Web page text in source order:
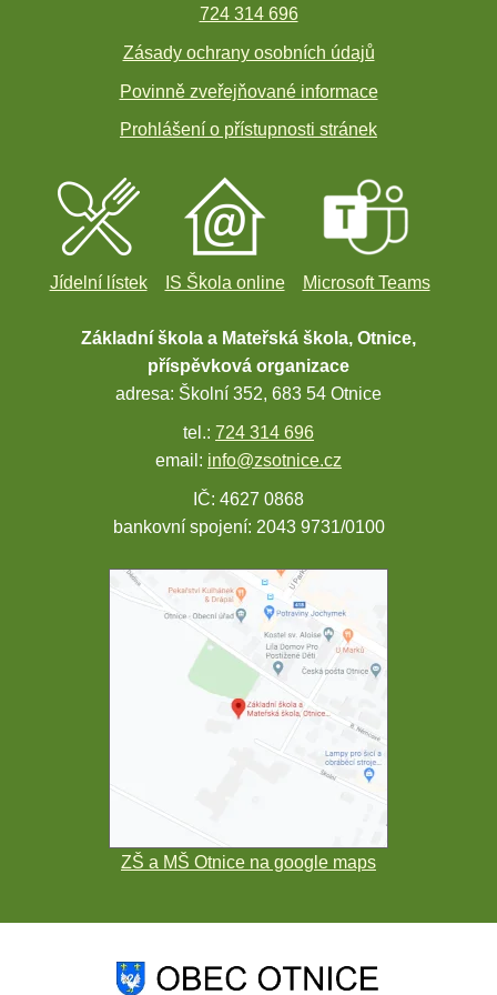
724 314 696
Zásady ochrany osobních údajů
Povinně zveřejňované informace
Prohlášení o přístupnosti stránek
Jídelní lístek IS Škola online Microsoft Teams
Základní škola a Mateřská škola, Otnice,
příspěvková organizace
adresa: Školní 352, 683 54 Otnice
tel.: 724 314 696
email: info@zsotnice.cz
IČ: 4627 0868
bankovní spojení: 2043 9731/0100
ZŠ a MŠ Otnice na google maps